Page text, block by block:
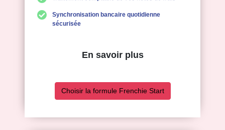
Synchronisation bancaire quotidienne
sécurisée
En savoir plus
Choisir la formule Frenchie Start